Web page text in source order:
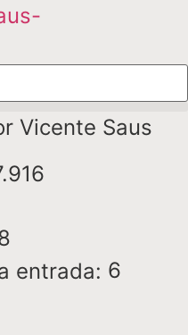
Vicente Saus
entrada: 6